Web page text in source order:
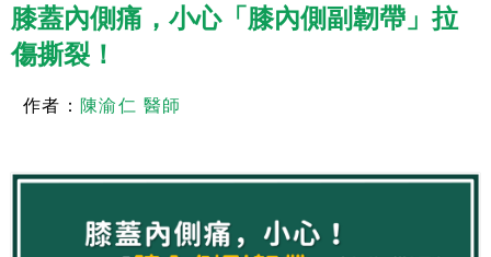
膝蓋內側痛，小心「膝內側副韌帶」拉
傷撕裂！
作者： 陳渝仁 醫師